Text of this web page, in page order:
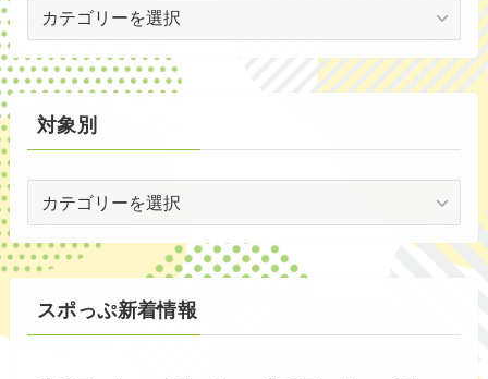
別
対象別
別
スポっぷ新着情報